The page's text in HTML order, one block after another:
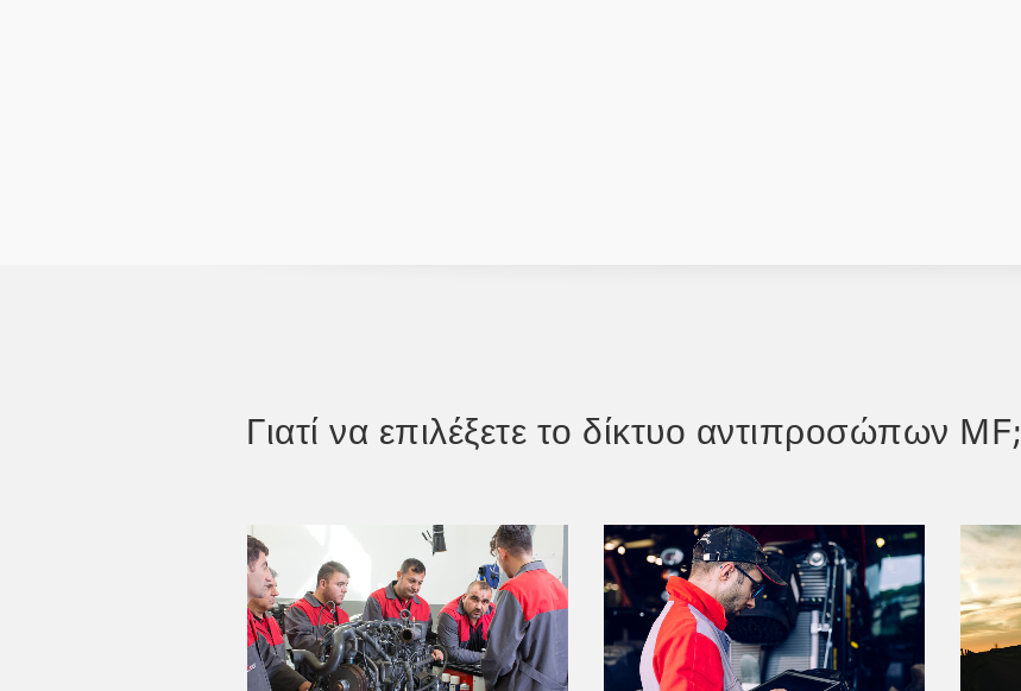
Γιατί να επιλέξετε το δίκτυο αντιπροσώπων MF;